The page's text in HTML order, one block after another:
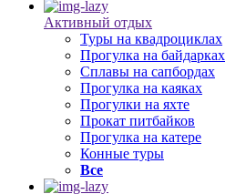
Активный отдых
Туры на квадроциклах
Прогулка на байдарках
Сплавы на сапбордах
Прогулка на каяках
Прогулки на яхте
Прокат питбайков
Прогулка на катере
Конные туры
Все